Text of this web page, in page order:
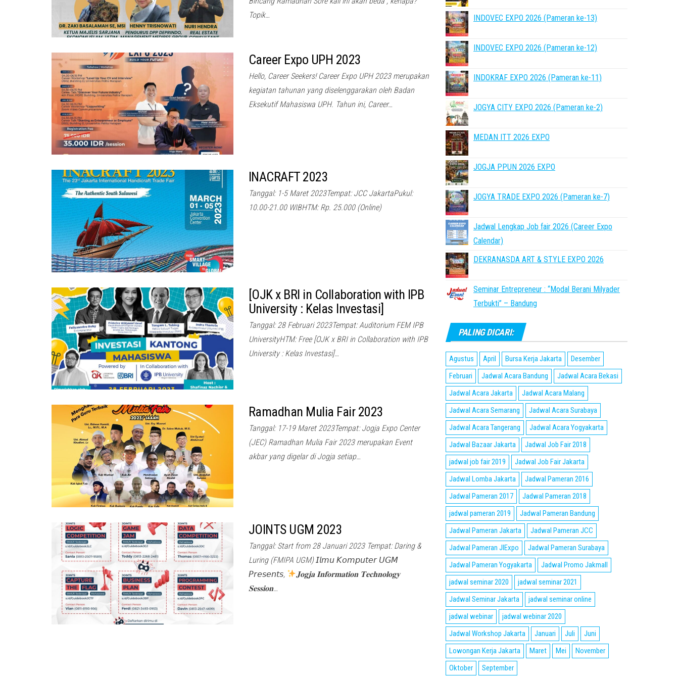
Topik…
Career Expo UPH 2023
Hello, Career Seekers! Career Expo UPH 2023 merupakan
kegiatan tahunan yang diselenggarakan oleh Badan
Eksekutif Mahasiswa UPH. Tahun ini, Career…
INACRAFT 2023
Tanggal: 1-5 Maret 2023Tempat: JCC JakartaPukul:
10.00-21.00 WIBHTM: Rp. 25.000 (Online)
[OJK x BRI in Collaboration with IPB
University : Kelas Investasi]
Tanggal: 28 Februari 2023Tempat: Auditorium FEM IPB
UniversityHTM: Free [OJK x BRI in Collaboration with IPB
University : Kelas Investasi]…
Ramadhan Mulia Fair 2023
Tanggal: 17-19 Maret 2023Tempat: Jogja Expo Center
(JEC) Ramadhan Mulia Fair 2023 merupakan Event
akbar yang digelar di Jogja setiap…
JOINTS UGM 2023
Tanggal: Start from 28 Januari 2023 Tempat: Daring &
Luring (FMIPA UGM) 𝘐𝘭𝘮𝘶 𝘒𝘰𝘮𝘱𝘶𝘵𝘦𝘳 𝘜𝘎𝘔
𝘗𝘳𝘦𝘴𝘦𝘯𝘵𝘴,
𝐉𝐨𝐠𝐣𝐚 𝐈𝐧𝐟𝐨𝐫𝐦𝐚𝐭𝐢𝐨𝐧 𝐓𝐞𝐜𝐡𝐧𝐨𝐥𝐨𝐠𝐲
𝐒𝐞𝐬𝐬𝐢𝐨𝐧…
INDOVEC EXPO 2026 (Pameran ke-13)
INDOVEC EXPO 2026 (Pameran ke-12)
INDOKRAF EXPO 2026 (Pameran ke-11)
JOGYA CITY EXPO 2026 (Pameran ke-2)
MEDAN ITT 2026 EXPO
JOGJA PPUN 2026 EXPO
JOGYA TRADE EXPO 2026 (Pameran ke-7)
Jadwal Lengkap Job fair 2026 (Career Expo
Calendar)
DEKRANASDA ART & STYLE EXPO 2026
Seminar Entrepreneur : “Modal Berani Milyader
Terbukti” – Bandung
PALING DICARI:
Agustus April Bursa Kerja Jakarta
Desember
Februari
Jadwal Acara Bandung
Jadwal Acara Bekasi
Jadwal Acara Jakarta
Jadwal Acara Malang
Jadwal Acara Semarang
Jadwal Acara Surabaya
Jadwal Acara Tangerang
Jadwal Acara Yogyakarta
Jadwal Bazaar Jakarta
Jadwal Job Fair 2018
jadwal job fair 2019
Jadwal Job Fair Jakarta
Jadwal Lomba Jakarta
Jadwal Pameran 2016
Jadwal Pameran 2017
Jadwal Pameran 2018
jadwal pameran 2019
Jadwal Pameran Bandung
Jadwal Pameran Jakarta
Jadwal Pameran JCC
Jadwal Pameran JIExpo
Jadwal Pameran Surabaya
Jadwal Pameran Yogyakarta
Jadwal Promo Jakmall
jadwal seminar 2020
jadwal seminar 2021
Jadwal Seminar Jakarta
jadwal seminar online
jadwal webinar
jadwal webinar 2020
Jadwal Workshop Jakarta
Januari Juli
Juni
Lowongan Kerja Jakarta
Maret Mei
November
Oktober
September